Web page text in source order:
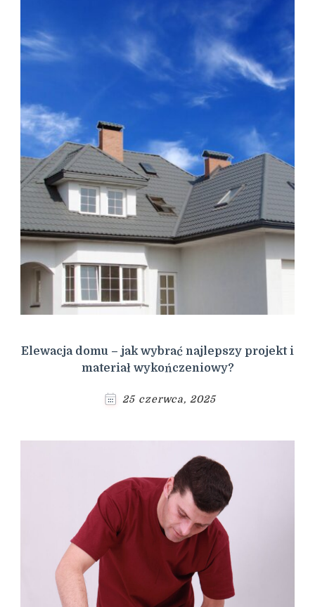
Elewacja domu – jak wybrać najlepszy projekt i
materiał wykończeniowy?
25 czerwca, 2025